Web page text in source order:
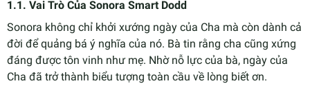
1.1. Vai Trò Của Sonora Smart Dodd
Sonora không chỉ khởi xướng ngày của Cha mà còn dành cả
đời để quảng bá ý nghĩa của nó. Bà tin rằng cha cũng xứng
đáng được tôn vinh như mẹ. Nhờ nỗ lực của bà, ngày của
Cha đã trở thành biểu tượng toàn cầu về lòng biết ơn.